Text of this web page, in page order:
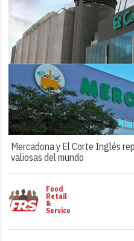
Mercadona y El Corte Inglés
valiosas del mundo
Food
Retail
&
Service